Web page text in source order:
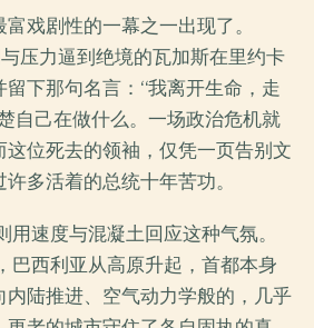
戏剧性的一幕之一出现了。
压力逼到绝境的瓦加斯在里约卡
下那句名言：“我离开生命，走
自己在做什么。一场政治危机就
位死去的领袖，仅凭一页告别文
多活着的总统十年苦功。
用速度与混凝土回应这种气氛。
巴西利亚从高原升起，首都本身
陆推进、空气动力学般的，几乎